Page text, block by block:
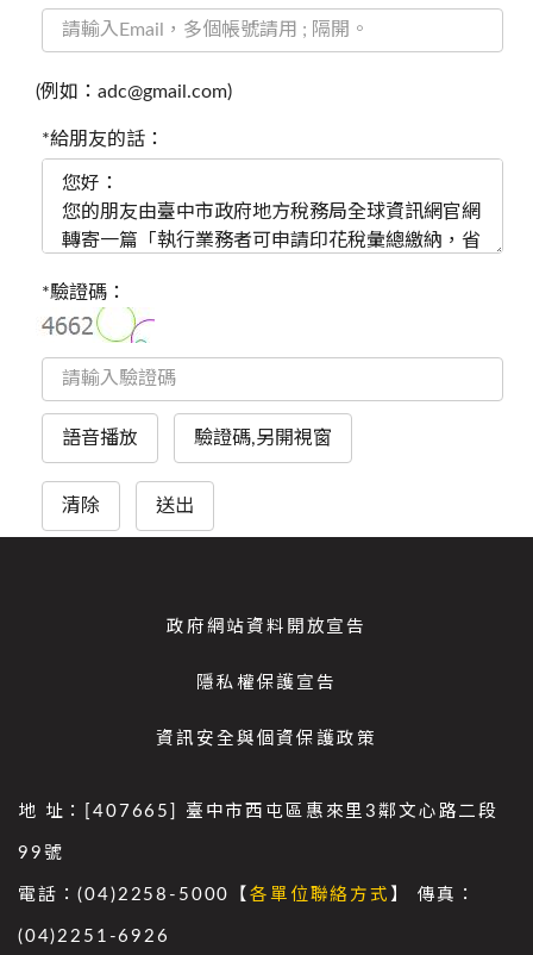
(例如：adc@gmail.com)
*給朋友的話：
*驗證碼：
語音播放 驗證碼,另開視窗
清除 送出
政府網站資料開放宣告
隱私權保護宣告
資訊安全與個資保護政策
地 址：[407665] 臺中市西屯區惠來里3鄰文心路二段
99號
電話：(04)2258-5000【各單位聯絡方式 】 傳真：
(04)2251-6926